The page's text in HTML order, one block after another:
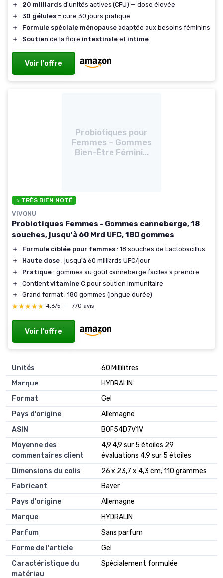
＋
20 milliards d'unités actives (CFU) — dose élevée
＋
30 gélules = cure 30 jours pratique
＋
Formule spéciale ménopause adaptée aux besoins féminins
＋
Soutien de la flore intestinale et intime
Voir l'offre
Probiotiques pour
Femmes – Gommes
Bien-Être Fémini...
⭐ TRÈS BIEN NOTÉ
VIVONU
Probiotiques Femmes - Gommes canneberge, 18
souches, jusqu'à 60 Mrd UFC, 180 gommes
＋ Formule ciblée pour femmes : 18 souches de Lactobacillus
＋
Haute dose : jusqu'à 60 milliards UFC/jour
＋
Pratique : gommes au goût canneberge faciles à prendre
＋
Contient vitamine C pour soutien immunitaire
＋
Grand format : 180 gommes (longue durée)
★★★★★
★★★★★ 4,6/5 — 770 avis
Voir l'offre
Unités
‎60 Millilitres
Marque
‎HYDRALIN
Format
‎Gel
Pays d'origine
‎Allemagne
ASIN
B0F54D7V1V
Moyenne des
commentaires client
4,9 4,9 sur 5 étoiles 29
évaluations 4,9 sur 5 étoiles
Dimensions du colis
26 x 23,7 x 4,3 cm; 110 grammes
Fabricant
Bayer
Pays d'origine
Allemagne
Marque
HYDRALIN
Parfum
Sans parfum
Forme de l'article
Gel
Caractéristique du
matériau
Spécialement formulée